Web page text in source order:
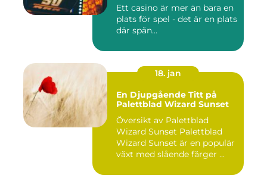
Ett casino är mer än bara en
plats för spel - det är en plats
där spän...
18. jan
En Djupgående Titt på
Palettblad Wizard Sunset
Översikt av Palettblad
Wizard Sunset Palettblad
Wizard Sunset är en populär
växt med slående färger ...